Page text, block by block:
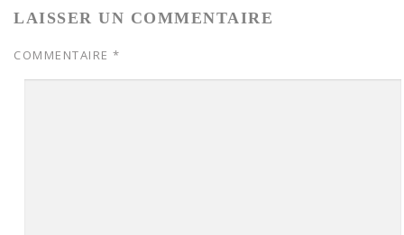
LAISSER UN COMMENTAIRE
COMMENTAIRE *